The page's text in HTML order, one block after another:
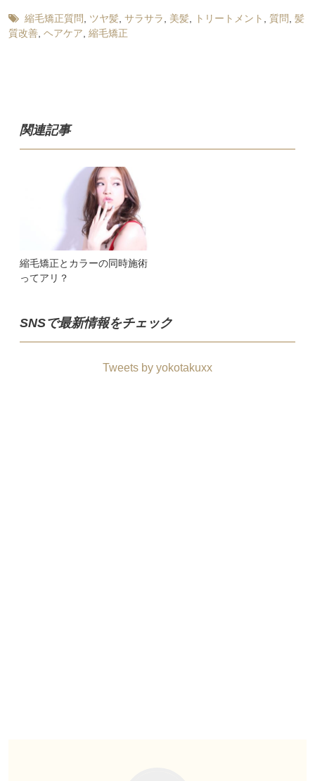
縮毛矯正質問 ツヤ髪 サラサラ 美髪 トリートメント 質問
髪
質改善 ヘアケア 縮毛矯正
関連記事
縮毛矯正とカラーの同時施術
ってアリ？
SNSで最新情報をチェック
Tweets by yokotakuxx